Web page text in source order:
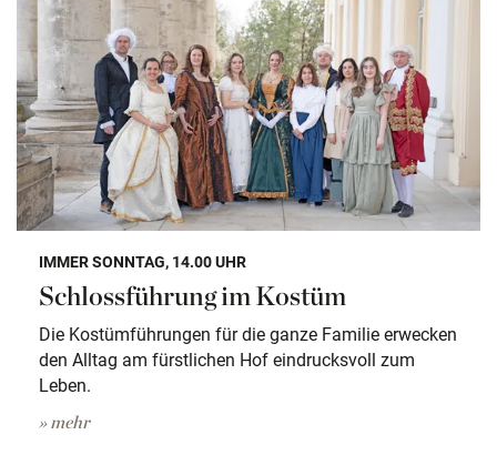
IMMER SONNTAG, 14.00 UHR
Schlossführung im Kostüm
Die Kostümführungen für die ganze Familie erwecken
den Alltag am fürstlichen Hof eindrucksvoll zum
Leben.
» mehr